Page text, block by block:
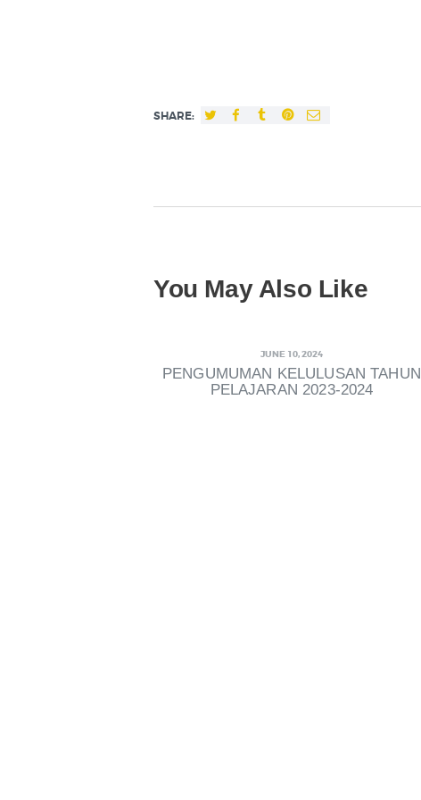
SHARE:
You May Also Like
JUNE 10, 2024
PENGUMUMAN KELULUSAN TAHUN
PELAJARAN 2023-2024